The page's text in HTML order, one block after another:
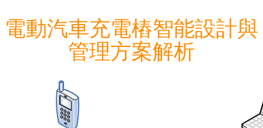
電動汽車充電樁智能設計與
管理方案解析